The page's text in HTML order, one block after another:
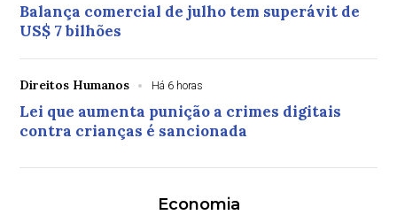
Balança comercial de julho tem superávit de
US$ 7 bilhões
Direitos Humanos Há 6 horas
Lei que aumenta punição a crimes digitais
contra crianças é sancionada
Economia